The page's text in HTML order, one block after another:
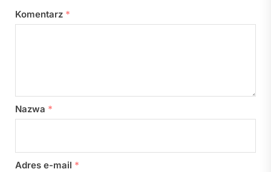
Komentarz *
Nazwa *
Adres e-mail *